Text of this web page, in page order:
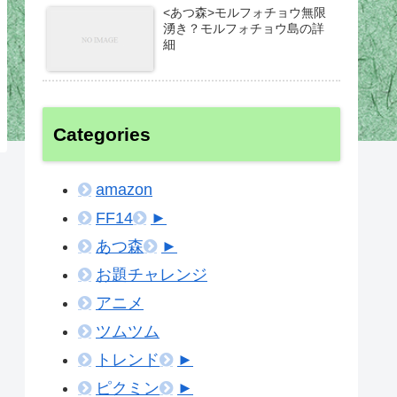
<あつ森>モルフォチョウ無限
湧き？モルフォチョウ島の詳
細
Categories
amazon
FF14
►
あつ森
►
お題チャレンジ
アニメ
ツムツム
トレンド
►
ピクミン
►